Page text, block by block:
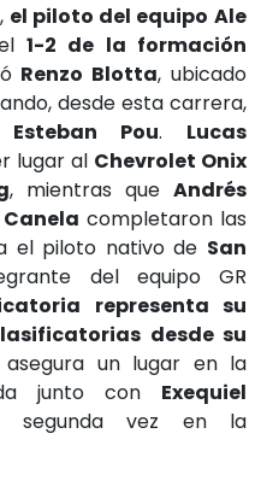
el piloto del equipo Ale
el1-2 de la formación
Renzo Blotta, ubicado
desde esta carrera,
Esteban Pou. Lucas
lugar al Chevrolet Onix
, mientras queAndrés
completaron las
el piloto nativo de San
del equipo GR
representa su
desde su
un lugar en la
junto con Exequiel
segunda vez en la